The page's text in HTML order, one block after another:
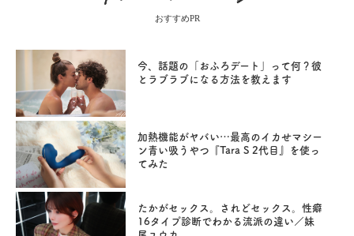
おすすめPR
今、話題の「おふろデート」って何？彼
とラブラブになる方法を教えます
加熱機能がヤバい…最高のイカせマシー
ン青い吸うやつ『Tara S 2代目』を使っ
てみた
たかがセックス。されどセックス。性癖
16タイプ診断でわかる流派の違い／妹